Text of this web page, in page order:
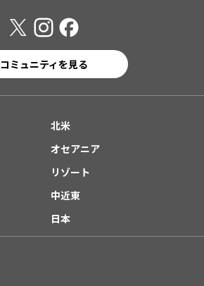
コミュニティを見る
北米
オセアニア
リゾート
中近東
日本